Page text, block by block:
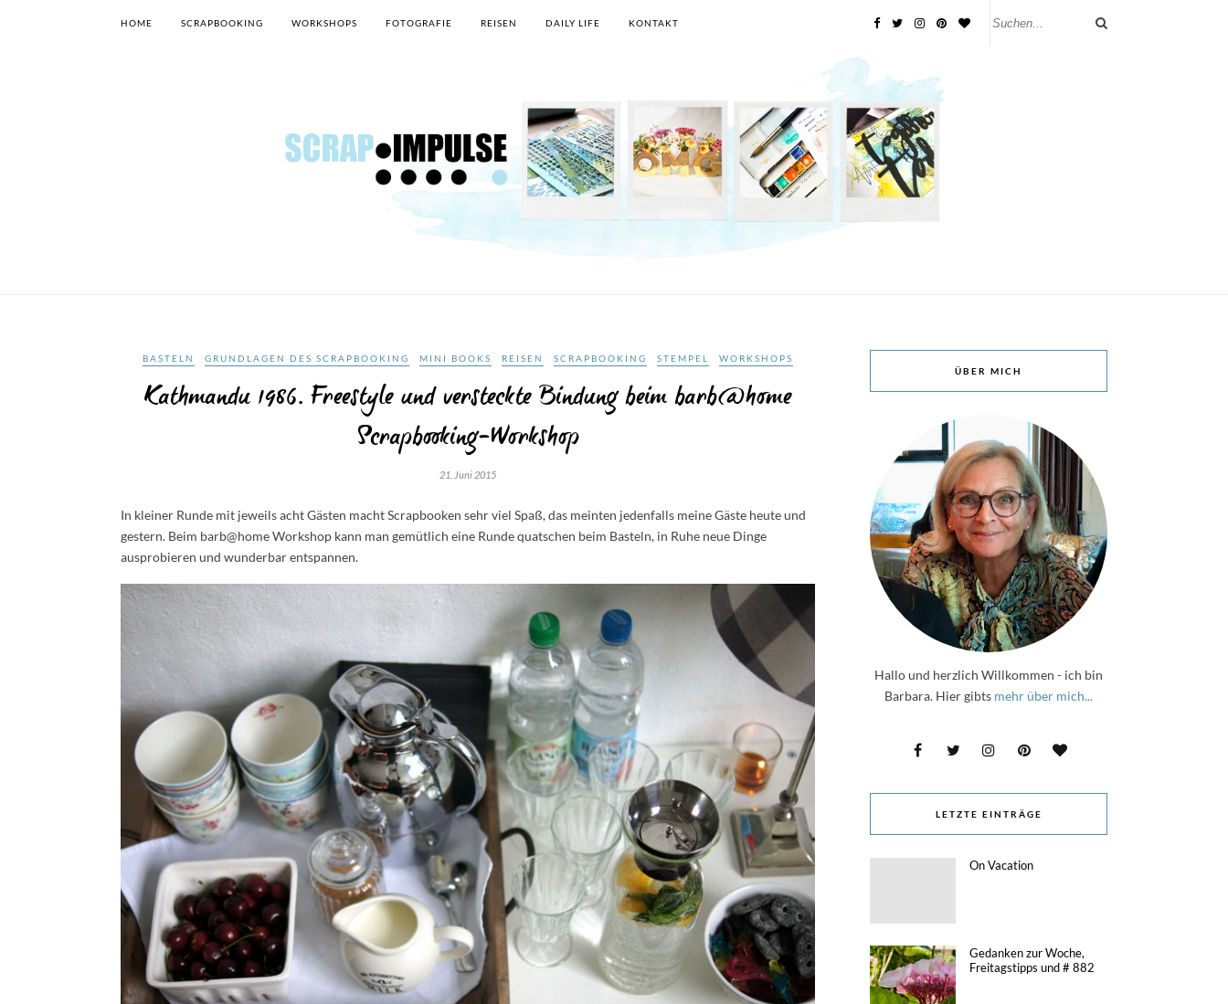
HOME SCRAPBOOKING WORKSHOPS FOTOGRAFIE REISEN DAILY LIFE KONTAKT
BASTELN GRUNDLAGEN DES SCRAPBOOKING MINI BOOKS REISEN SCRAPBOOKING STEMPEL WORKSHOPS
Kathmandu 1986. Freestyle und versteckte Bindung beim barb@home
Scrapbooking-Workshop
21. Juni 2015
In kleiner Runde mit jeweils acht Gästen macht Scrapbooken sehr viel Spaß, das meinten jedenfalls meine Gäste heute und
gestern. Beim barb@home Workshop kann man gemütlich eine Runde quatschen beim Basteln, in Ruhe neue Dinge
ausprobieren und wunderbar entspannen.
ÜBER MICH
Hallo und herzlich Willkommen - ich bin
Barbara. Hier gibts mehr über mich...
LETZTE EINTRÄGE
On Vacation
Gedanken zur Woche,
Freitagstipps und # 882